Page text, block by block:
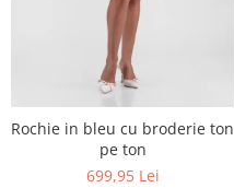
Rochie in bleu cu broderie ton
pe ton
699,95 Lei